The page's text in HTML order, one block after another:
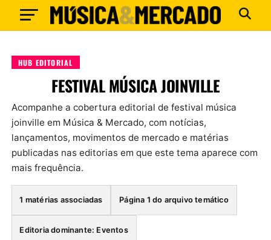
HUB EDITORIAL
FESTIVAL MÚSICA JOINVILLE
Acompanhe a cobertura editorial de festival música
joinville em Música & Mercado, com notícias,
lançamentos, movimentos de mercado e matérias
publicadas nas editorias em que este tema aparece com
mais frequência.
1 matérias associadas Página 1 do arquivo temático
Editoria dominante: Eventos